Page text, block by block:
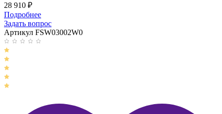
28 910 ₽
Подробнее
Задать вопрос
Артикул FSW03002W0